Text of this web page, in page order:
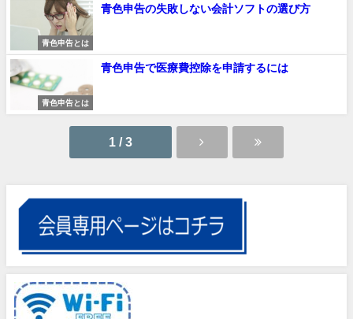
青色申告とは
青色申告の失敗しない会計ソフトの選び方
青色申告とは
青色申告で医療費控除を申請するには
1 / 3